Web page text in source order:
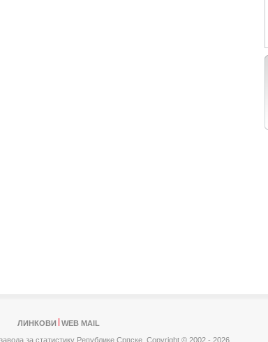
ЛИНКОВИ
WEB MAIL
за статистику Републике Српске, Copyright © 2002 - 2026.